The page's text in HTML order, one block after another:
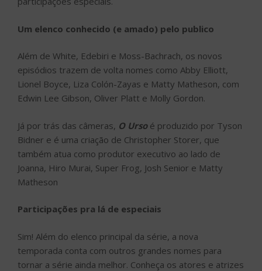
Um elenco conhecido (e amado) pelo publico
Além de White, Edebiri e Moss-Bachrach, os novos
episódios trazem de volta nomes como Abby Elliott,
Lionel Boyce, Liza Colón-Zayas e Matty Matheson, com
Edwin Lee Gibson, Oliver Platt e Molly Gordon.
Já por trás das câmeras, O Ursoé produzido por Tyson
Bidner e é uma criação de Christopher Storer, que
também atua como produtor executivo ao lado de
Joanna, Hiro Murai, Super Frog, Josh Senior e Matty
Matheson
Participações pra lá de especiais
Sim! Além do elenco principal da série, a nova
temporada conta com outros grandes nomes para
tornar a série ainda melhor. Conheça os atores e atrizes